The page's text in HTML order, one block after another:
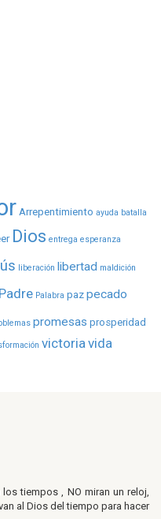
Arrepentimiento ayuda batalla
Dios entrega esperanza
liberación libertad maldición
Padre Palabra paz pecado
promesas prosperidad
victoriavida
tiempos , NO miran un reloj,
al Dios del tiempo para hacer